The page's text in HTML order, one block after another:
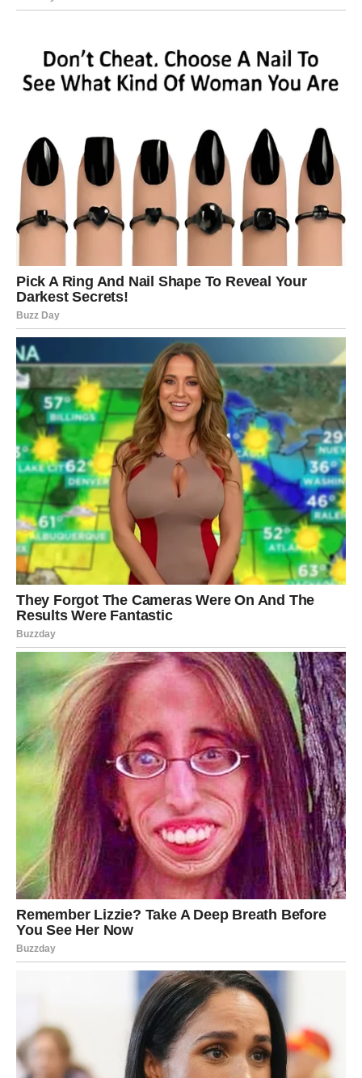
pamtiti
Pred vama su dani puni sreće, pozitivnih iznenađenja i
trenutaka koji bi mogli potpuno promijeniti vaš život.
Naredna sedmica za vas neće biti obična. Ovo je vrijeme
donosi ono što ste dugo zaslužili.